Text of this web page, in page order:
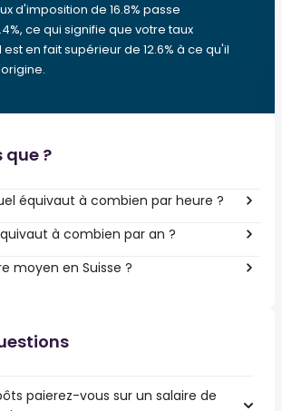
d'imposition de 16.8% passe
ce qui signifie que votre taux
en fait supérieur de 12.6% à ce qu'il
que ?
équivaut à combien par heure ?
à combien par an ?
moyen en Suisse ?
paierez-vous sur un salaire de